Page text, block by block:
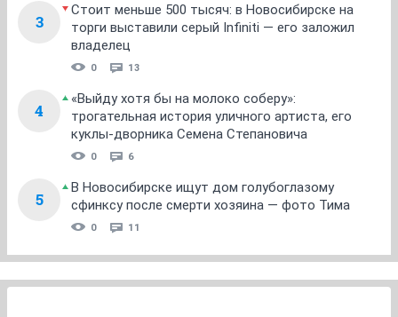
3
Стоит меньше 500 тысяч: в Новосибирске на
торги выставили серый Infiniti — его заложил
владелец
0 13
4
«Выйду хотя бы на молоко соберу»:
трогательная история уличного артиста, его
куклы-дворника Семена Степановича
0 6
5
В Новосибирске ищут дом голубоглазому
сфинксу после смерти хозяина — фото Тима
0 11